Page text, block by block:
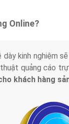
Online?
dày kinh nghiệm
quảng cáo
khách hàng